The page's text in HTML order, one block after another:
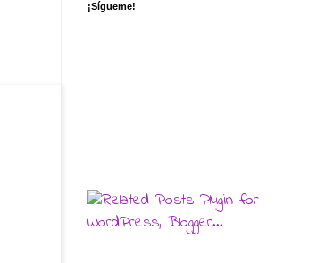
¡Sígueme!